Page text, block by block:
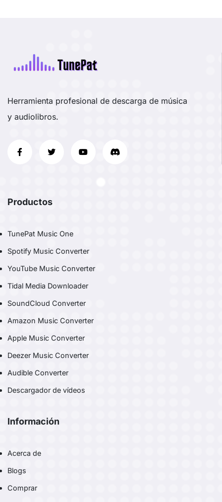
Herramienta profesional de descarga de música
y audiolibros.
Productos
TunePat Music One
Spotify Music Converter
YouTube Music Converter
Tidal Media Downloader
SoundCloud Converter
Amazon Music Converter
Apple Music Converter
Deezer Music Converter
Audible Converter
Descargador de vídeos
Información
Acerca de
Blogs
Comprar